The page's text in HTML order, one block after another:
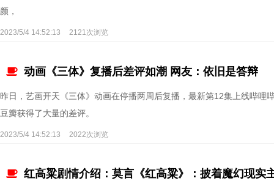
颜，
2023/5/4 14:52:13 2121次浏览
动画《三体》复播后差评如潮 网友：依旧是答辩
昨日，艺画开天《三体》动画在停播两周后复播，最新第12集上线哔哩
豆瓣获得了大量的差评。
2023/5/4 14:52:13 2022次浏览
红高粱剧情介绍：莫言《红高粱》：披着魔幻现实